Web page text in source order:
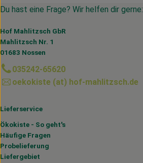
Du hast eine Frage? Wir helfen dir gerne:
Hof Mahlitzsch GbR
Mahlitzsch Nr. 1
01683 Nossen
035242-65620
oekokiste (at) hof-mahlitzsch.de
Lieferservice
Ökokiste - So geht's
Häufige Fragen
Probelieferung
Liefergebiet